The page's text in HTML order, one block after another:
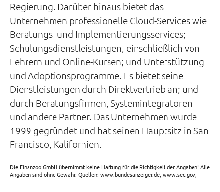
Regierung. Darüber hinaus bietet das
Unternehmen professionelle Cloud-Services wie
Beratungs- und Implementierungsservices;
Schulungsdienstleistungen, einschließlich von
Lehrern und Online-Kursen; und Unterstützung
und Adoptionsprogramme. Es bietet seine
Dienstleistungen durch Direktvertrieb an; und
durch Beratungsfirmen, Systemintegratoren
und andere Partner. Das Unternehmen wurde
1999 gegründet und hat seinen Hauptsitz in San
Francisco, Kalifornien.
Die Finanzoo GmbH übernimmt keine Haftung für die Richtigkeit der Angaben! Alle
Angaben sind ohne Gewähr. Quellen: www.bundesanzeiger.de, www.sec.gov,